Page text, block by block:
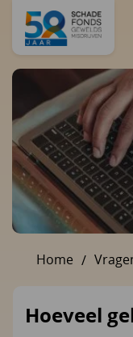
Home
Hoeveel